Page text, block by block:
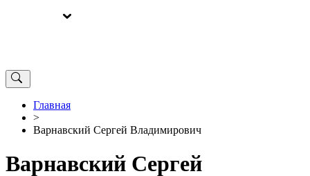
Главная
>
Варнавский Сергей Владимирович
Варнавский Сергей